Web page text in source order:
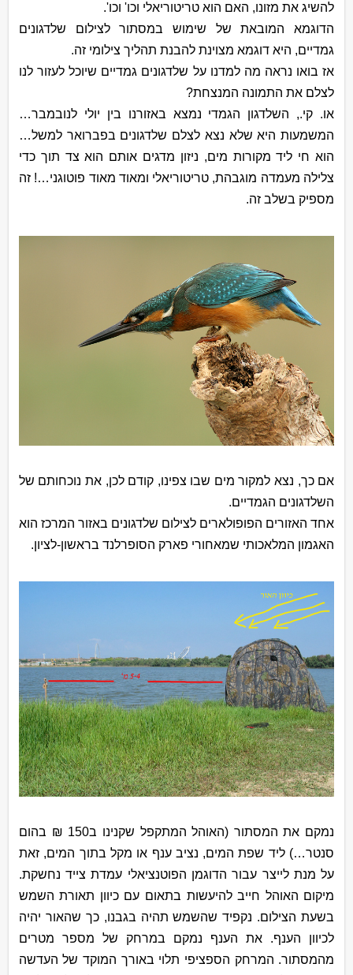
להשיג את מזונו, האם הוא טריטוריאלי וכו' וכו'.
הדוגמא המובאת של שימוש במסתור לצילום שלדגונים
גמדיים, היא דוגמא מצוינת להבנת תהליך צילומי זה.
אז בואו נראה מה למדנו על שלדגונים גמדיים שיוכל לעזור לנו
לצלם את התמונה המנצחת?
או. קי., השלדגון הגמדי נמצא באזורנו בין יולי לנובמבר…
המשמעות היא שלא נצא לצלם שלדגונים בפברואר למשל…
הוא חי ליד מקורות מים, ניזון מדגים אותם הוא צד תוך כדי
צלילה מעמדה מוגבהת, טריטוריאלי ומאוד מאוד פוטוגני…! זה
מספיק בשלב זה.
אם כך, נצא למקור מים שבו צפינו, קודם לכן, את נוכחותם של
השלדגונים הגמדיים.
אחד האזורים הפופולארים לצילום שלדגונים באזור המרכז הוא
האגמון המלאכותי שמאחורי פארק הסופרלנד בראשון-לציון.
נמקם את המסתור (האוהל המתקפל שקנינו ב150 ₪ בהום
סנטר…) ליד שפת המים, נציב ענף או מקל בתוך המים, זאת
על מנת לייצר עבור הדוגמן הפוטנציאלי עמדת צייד נחשקת.
מיקום האוהל חייב להיעשות בתאום עם כיוון תאורת השמש
בשעת הצילום. נקפיד שהשמש תהיה בגבנו, כך שהאור יהיה
לכיוון הענף. את הענף נמקם במרחק של מספר מטרים
מהמסתור. המרחק הספציפי תלוי באורך המוקד של העדשה